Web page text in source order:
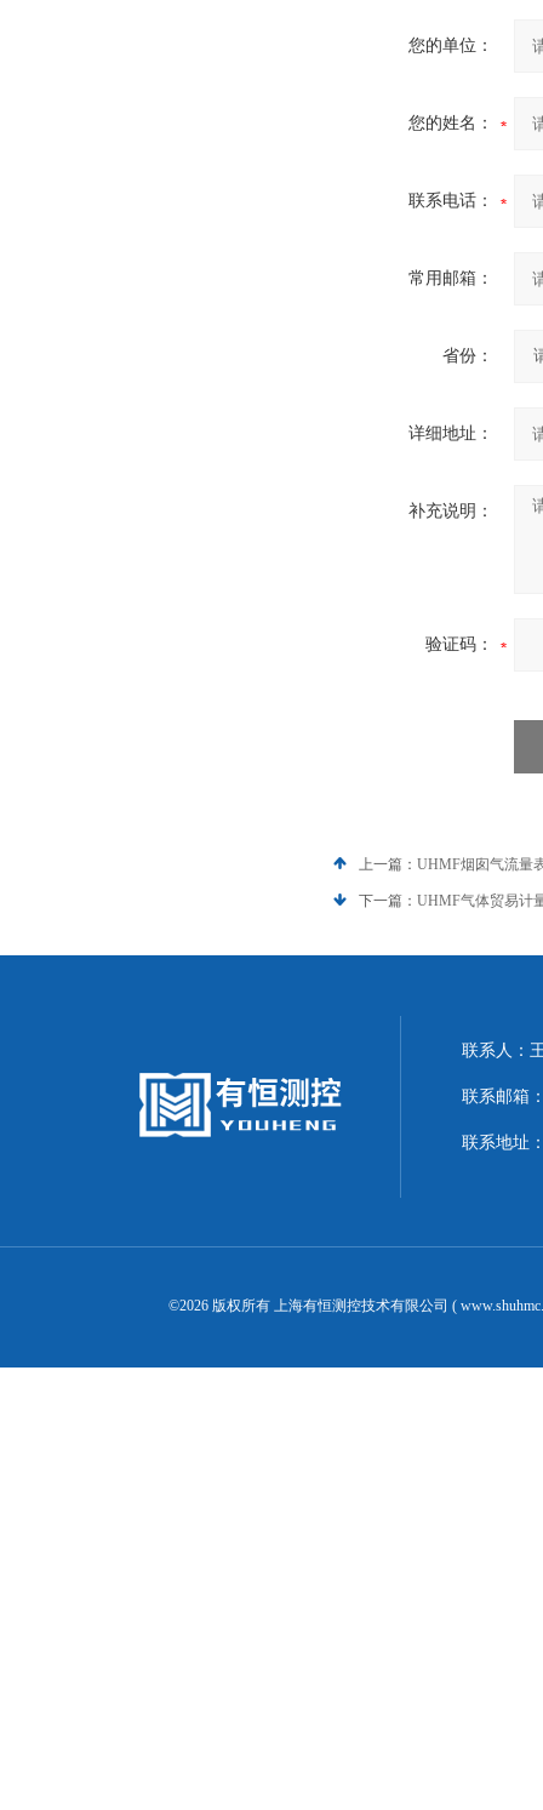
您的单位：
您的姓名：
联系电话：
常用邮箱：
省份：
详细地址：
补充说明：
验证码：
上一篇： UHMF烟囱气流量
下一篇： UHMF气体贸易计
联系人：
联系邮箱
联系地址
©2026 版权所有 上海有恒测控技术有限公司 (